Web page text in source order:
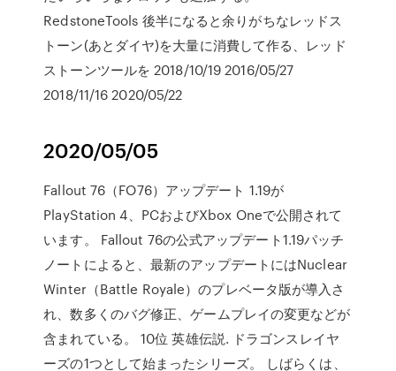
RedstoneTools 後半になると余りがちなレッドス
トーン(あとダイヤ)を大量に消費して作る、レッド
ストーンツールを 2018/10/19 2016/05/27
2018/11/16 2020/05/22
2020/05/05
Fallout 76（FO76）アップデート 1.19が
PlayStation 4、PCおよびXbox Oneで公開されて
います。 Fallout 76の公式アップデート1.19パッチ
ノートによると、最新のアップデートにはNuclear
Winter（Battle Royale）のプレベータ版が導入さ
れ、数多くのバグ修正、ゲームプレイの変更などが
含まれている。 10位 英雄伝説. ドラゴンスレイヤ
ーズの1つとして始まったシリーズ。 しばらくは、